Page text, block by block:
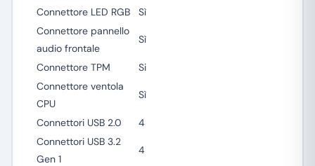
Connettore LED RGB
Sì
Connettore pannello
audio frontale
Sì
Connettore TPM
Si
Connettore ventola
CPU
Sì
Connettori USB 2.0
4
Connettori USB 3.2
Gen 1
4